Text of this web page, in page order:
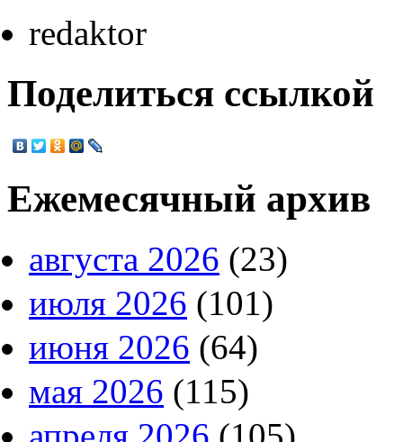
redaktor
Поделиться ссылкой
Ежемесячный архив
августа 2026 (23)
июля 2026 (101)
июня 2026 (64)
мая 2026 (115)